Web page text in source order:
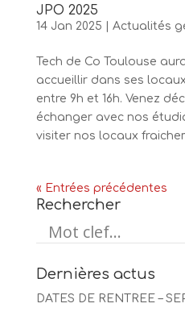
JPO 2025
14 Jan 2025 Actualités
Tech de Co Toulouse
accueillir dans ses
entre 9h et 16h. Venez
échanger avec nos
visiter nos locaux
« Entrées précédentes
Rechercher
Dernières actus
DATES DE RENTREE –